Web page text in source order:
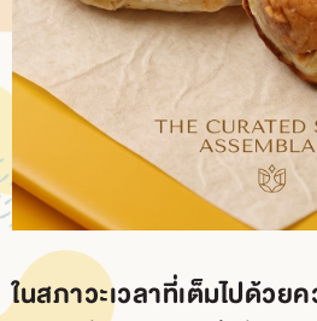
ในสภาวะเวลาที่เต็มไปด้วย